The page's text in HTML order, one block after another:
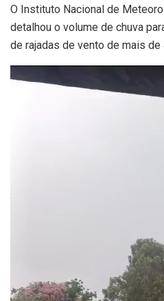
O Instituto Nacional de
detalhou o volume de chuva
de rajadas de vento de mais de